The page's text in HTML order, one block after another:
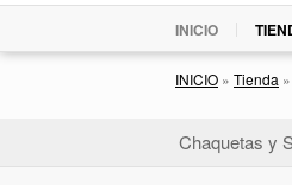
INICIO
INICIO » Tienda »
Chaquetas y